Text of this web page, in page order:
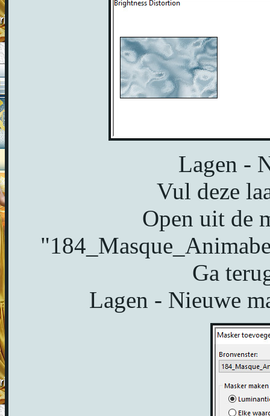
Lagen -
Vul deze
Open uit de
Ga
Lagen - Nieuwe